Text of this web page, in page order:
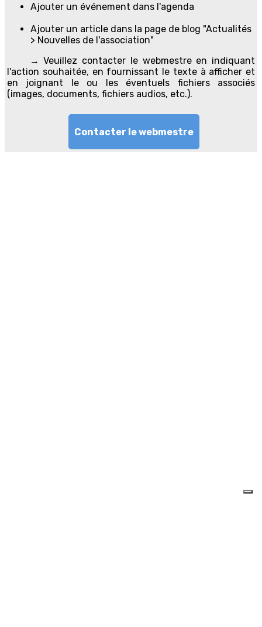
Ajouter un événement dans l'agenda
Ajouter un article dans la page de blog "Actualités
> Nouvelles de l'association"
→ Veuillez contacter le webmestre en indiquant
l'action souhaitée, en fournissant le texte à afficher et
en joignant le ou les éventuels fichiers associés
(images, documents, fichiers audios, etc.).
Contacter le webmestre